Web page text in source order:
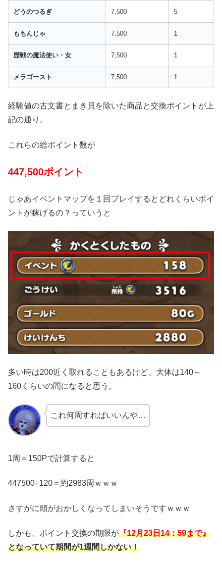
どうのつるぎ 7,500 5
ももんじゃ 7,500 1
歴戦の魔法使い・女 7,500 1
メラゴースト 7,500 1
経験値の古文書とまき貝を除いた商品と交換ポイントが上
記の通り。
これらの総ポイント数が
447,500ポイント
じゃあイベントマップを１回プレイするとどれくらいポイ
ントが稼げるの？っていうと
多い時は200近く取れることもあるけど、大体は140～
160くらいの間になると思う。
これ何周すればいいんや…
1周＝150Pで計算すると
447500÷120＝約2983周ｗｗｗ
さすがに頭がおかしくなってしまいそうですｗｗｗ
しかも、ポイント交換の期限が『12月23日14：59まで』
となっていて期間が1週間しかない！